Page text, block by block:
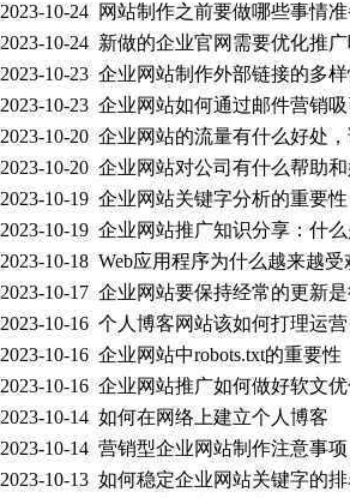
2023-10-24 网站制作之前要做哪些事情
2023-10-24 新做的企业官网需要优化推
2023-10-23 企业网站制作外部链接的多样
2023-10-23 企业网站如何通过邮件营销
2023-10-20 企业网站的流量有什么好处
2023-10-20 企业网站对公司有什么帮助
2023-10-19 企业网站关键字分析的重要性
2023-10-19 企业网站推广知识分享：什么
2023-10-18 Web应用程序为什么越来越受
2023-10-17 企业网站要保持经常的更新
2023-10-16 个人博客网站该如何打理运营
2023-10-16 企业网站中robots.txt的重要性
2023-10-16 企业网站推广如何做好软文
2023-10-14 如何在网络上建立个人博客
2023-10-14 营销型企业网站制作注意事项
2023-10-13 如何稳定企业网站关键字的排